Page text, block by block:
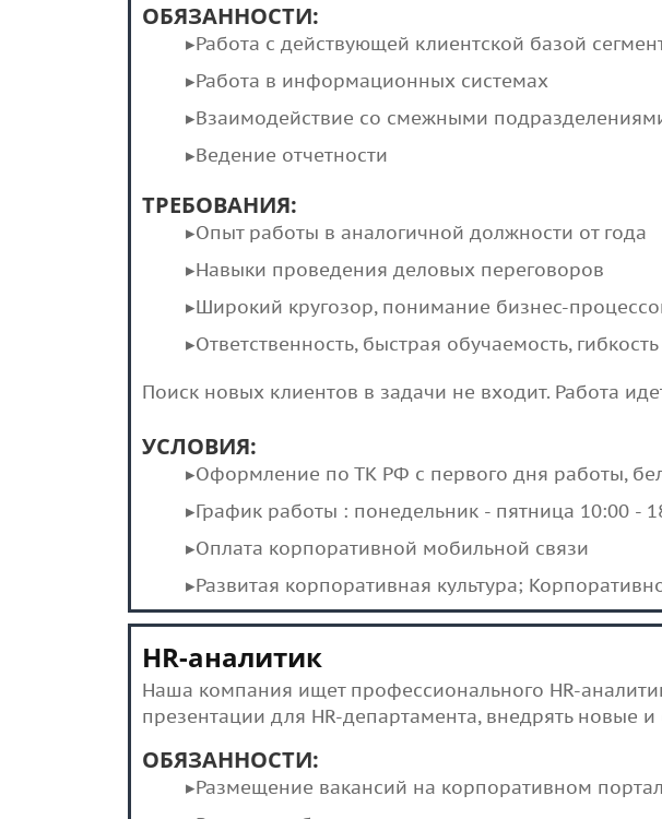
ОБЯЗАННОСТИ:
▸Работа с действующей клиентской базой
▸Работа в информационных системах
▸Взаимодействие со смежными
▸Ведение отчетности
ТРЕБОВАНИЯ:
▸Опыт работы в аналогичной должности от года
▸Навыки проведения деловых переговоров
▸Широкий кругозор, понимание бизнес-
▸Ответственность, быстрая обучаемость,
Поиск новых клиентов в задачи не входит. Работа
УСЛОВИЯ:
▸Оформление по ТК РФ с первого дня работы,
▸График работы : понедельник - пятница 10:00 -
▸Оплата корпоративной мобильной связи
▸Развитая корпоративная культура;
HR-аналитик
Наша компания ищет профессионального HR-
презентации для HR-департамента, внедрять новые
ОБЯЗАННОСТИ:
▸Размещение вакансий на корпоративном